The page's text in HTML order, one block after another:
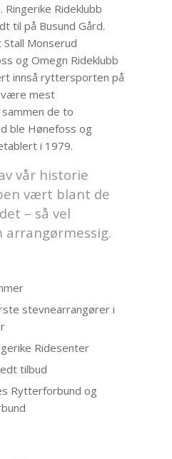
Ringerike Rideklubb
til på Busund Gård.
Monserud
og Omegn Rideklubb
innså ryttersporten på
være mest
de to
ble Hønefoss og
i 1979.
vår historie
vært blant de
– så vel
arrangørmessig.
stevnearrangører i
Ridesenter
tilbud
Rytterforbund og